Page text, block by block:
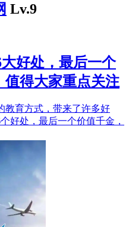
Lv.9
好处，最后一个
值得大家重点关注
教育方式，带来了许多好
好处，最后一个价值千金，